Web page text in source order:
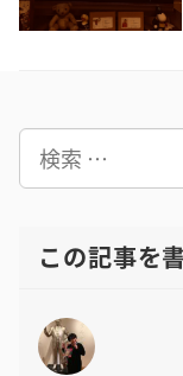
この記事を